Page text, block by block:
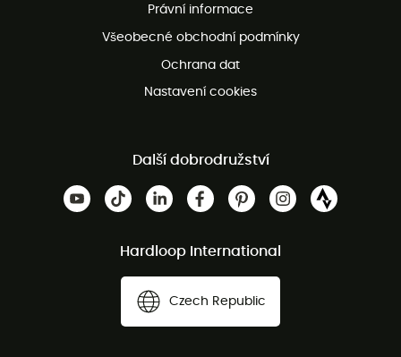
Právní informace
Všeobecné obchodní podmínky
Ochrana dat
Nastavení cookies
Další dobrodružství
Hardloop International
Czech Republic